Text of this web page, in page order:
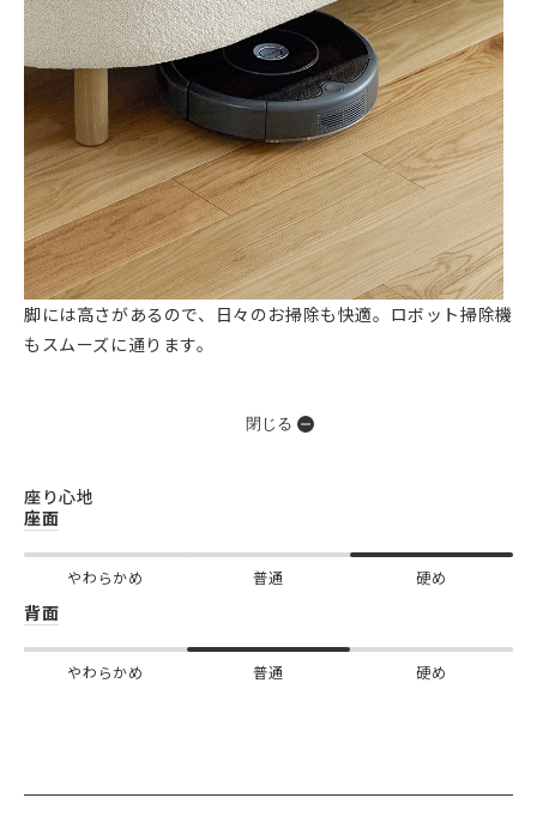
脚には高さがあるので、日々のお掃除も快適。ロボット掃除機
もスムーズに通ります。
閉じる
座り心地
座面
やわらかめ 普通 硬め
背面
やわらかめ 普通 硬め